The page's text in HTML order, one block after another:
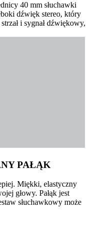
40 mm słuchawki
dźwięk stereo, który
i sygnał dźwiękowy,
PAŁĄK
Miękki, elastyczny
głowy. Pałąk jest
słuchawkowy może